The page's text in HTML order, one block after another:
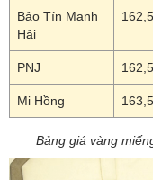
Bảo Tín Mạnh
Hải
162,5
PNJ 162,5
Mi Hồng 163,5
Bảng giá vàng